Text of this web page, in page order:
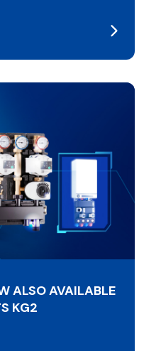
ALSO AVAILABLE
KG2